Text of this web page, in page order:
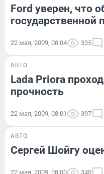
Ford уверен, что
22 мая, 2009, 08:04 335
АВТО
Lada Priora
прочность
22 мая, 2009, 08:01 397
АВТО
Сергей Шойгу
22 мая, 2009, 08:00 340